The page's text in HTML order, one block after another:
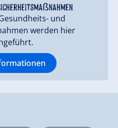
und
werden hier